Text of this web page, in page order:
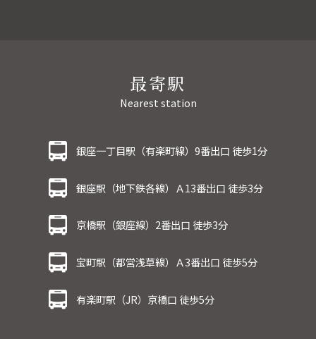
最寄駅
Nearest station
銀座一丁目駅（有楽町線）9番出口 徒歩1分
銀座駅（地下鉄各線）Ａ13番出口 徒歩3分
京橋駅（銀座線）2番出口 徒歩3分
宝町駅（都営浅草線）Ａ3番出口 徒歩5分
有楽町駅（JR）京橋口 徒歩5分